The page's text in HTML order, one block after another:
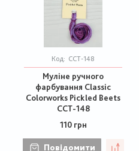
Код: CCT-148
Муліне ручного
фарбування Classic
Colorworks Pickled Beets
CCT-148
110 грн
Повідомити